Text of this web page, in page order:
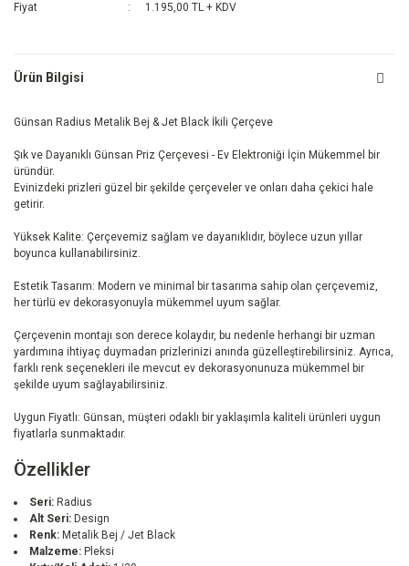
Fiyat
1.195,00 TL + KDV
Ürün Bilgisi
Günsan Radius Metalik Bej & Jet Black İkili Çerçeve
Şık ve Dayanıklı Günsan Priz Çerçevesi - Ev Elektroniği İçin Mükemmel bir
üründür.
Evinizdeki prizleri güzel bir şekilde çerçeveler ve onları daha çekici hale
getirir.
Yüksek Kalite: Çerçevemiz sağlam ve dayanıklıdır, böylece uzun yıllar
boyunca kullanabilirsiniz.
Estetik Tasarım: Modern ve minimal bir tasarıma sahip olan çerçevemiz,
her türlü ev dekorasyonuyla mükemmel uyum sağlar.
Çerçevenin montajı son derece kolaydır, bu nedenle herhangi bir uzman
yardımına ihtiyaç duymadan prizlerinizi anında güzelleştirebilirsiniz. Ayrıca,
farklı renk seçenekleri ile mevcut ev dekorasyonunuza mükemmel bir
şekilde uyum sağlayabilirsiniz.
Uygun Fiyatlı: Günsan, müşteri odaklı bir yaklaşımla kaliteli ürünleri uygun
fiyatlarla sunmaktadır.
Özellikler
Seri: Radius
Alt Seri: Design
Renk: Metalik Bej / Jet Black
Malzeme: Pleksi